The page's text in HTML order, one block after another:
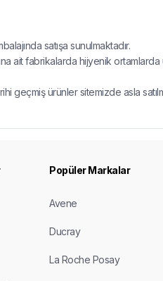
satışa sunulmaktadır.
ait fabrikalarda hijyenik
geçmiş ürünler sitemizde asla
Popüler Markalar
Avene
Ducray
La Roche Posay